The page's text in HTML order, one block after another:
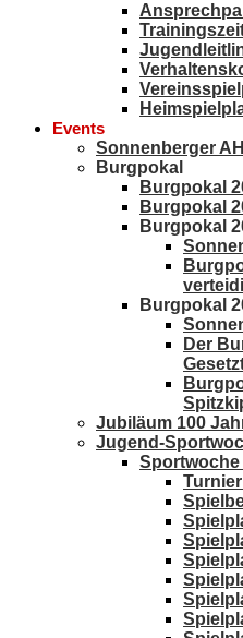
Events
Sonnenberger
Burgpokal
Burgpokal
Burgpokal
Burgpokal
Burgpokal
Der
Jubiläum 100
Jugend-
Sportwoche